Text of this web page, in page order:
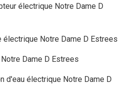
électrique Notre Dame D
Notre Dame D Estrees
Dame D Estrees
d'eau électrique Notre Dame D